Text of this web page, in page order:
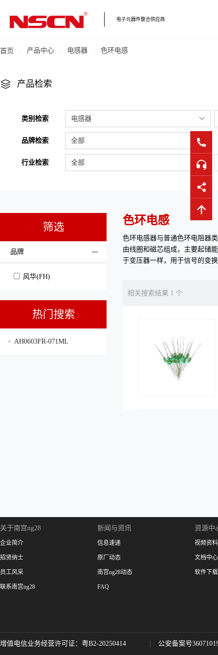
电子元器件整合供应商
首页 产品中心 电感器 色环电感
产品检索
类别检索 电感器
品牌检索 全部
行业检索 全部
筛选
品牌
风华(FH)
热门搜索
AH0603FR-071ML
色环电感
色环电感器与普通色环电阻器
由线圈和磁芯组成，主要起储
于变压器一样，用于信号的变
相关搜索结果 1 个
关于南宫ng28
企业简介
招贤纳士
员工风采
联系南宫ng28
新闻与资讯
信息速递
原厂动态
南宫ng28动态
FAQ
资源中
视频资料
文档中心
软件下载
增值电信业务经营许可证：粤B2-20250414 公安备案号